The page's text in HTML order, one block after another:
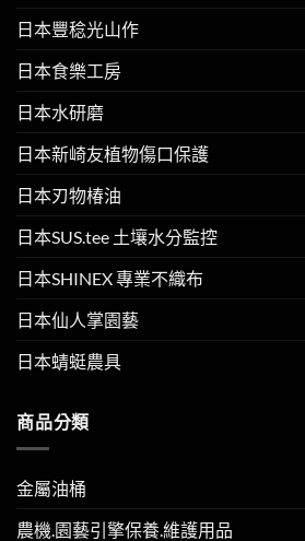
日本豐稔光山作
日本食樂工房
日本水研磨
日本新崎友植物傷口保護
日本刃物椿油
日本SUS.tee 土壤水分監控
日本SHINEX 專業不織布
日本仙人掌園藝
日本蜻蜓農具
商品分類
金屬油桶
農機.園藝引擎保養.維護用品